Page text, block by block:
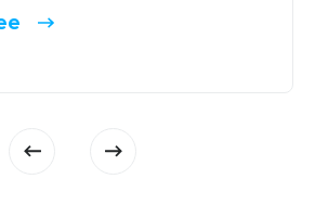
здания. Видов